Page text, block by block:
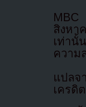
สิงหา
เท่านั้
ความ
แปล
เครดิ